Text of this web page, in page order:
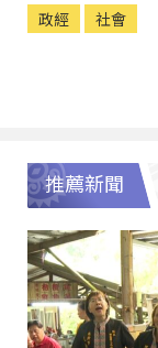
政經 社會
推薦新聞